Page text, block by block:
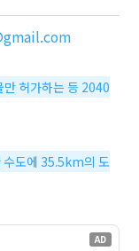
만 허가하는 등 2040
수도에 35.5km의 도
AD